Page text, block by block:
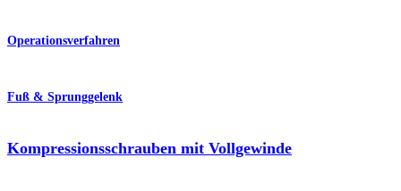
Operationsverfahren
Fuß & Sprunggelenk
Kompressionsschrauben mit Vollgewinde